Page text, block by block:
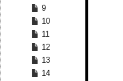
9
10
11
12
13
14